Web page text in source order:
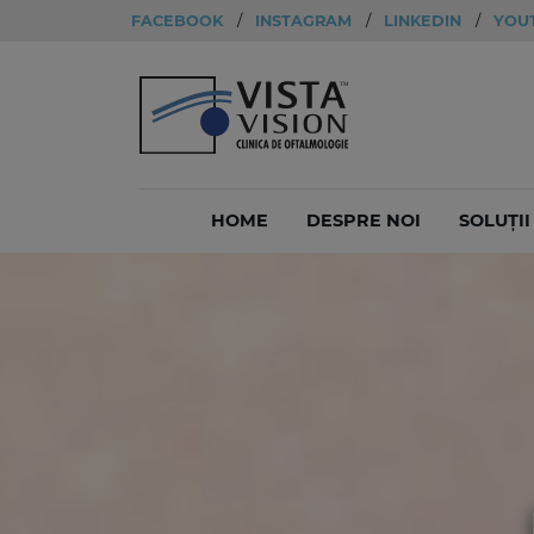
FACEBOOK / INSTAGRAM / LINKEDIN /
HOME DESPRE NOI